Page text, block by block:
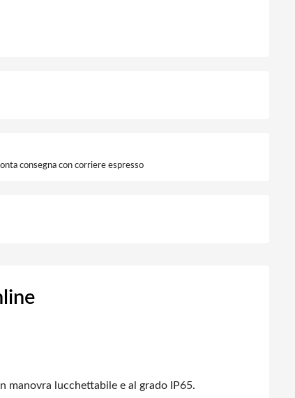
consegna con corriere espresso
manovra lucchettabile e al grado IP65.